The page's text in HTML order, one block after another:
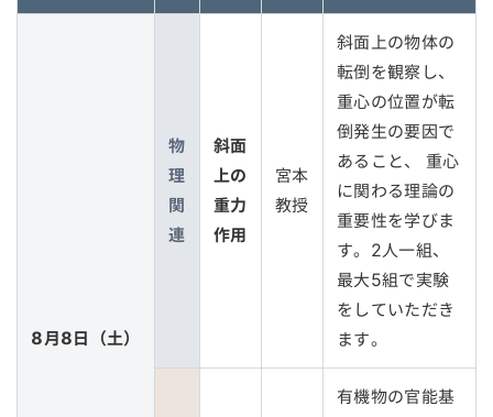
8月8日（土）
物
理
関
連
斜面
上の
重力
作用
宮本
教授
斜面上の物体の
転倒を観察し、
重心の位置が転
倒発生の要因で
あること、 重心
に関わる理論の
重要性を学びま
す。2人一組、
最大5組で実験
をしていただき
ます。
有機物の官能基